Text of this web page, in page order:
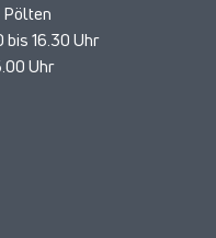
Pölten
bis 16.30 Uhr
Uhr